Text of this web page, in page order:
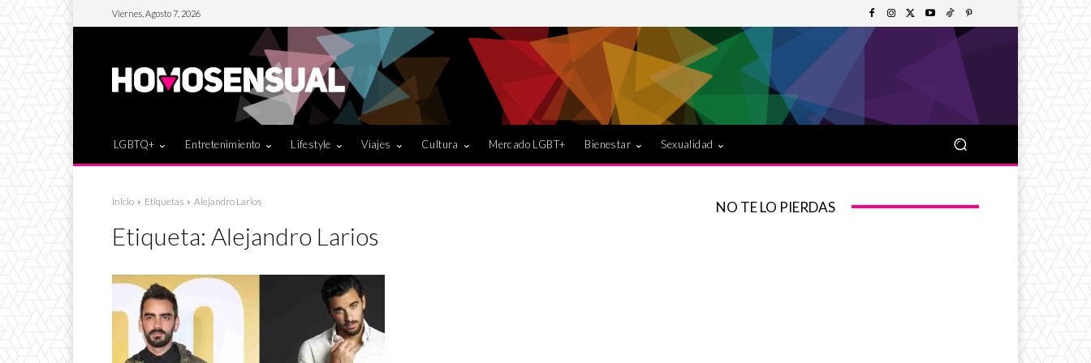
Viernes, Agosto 7, 2026
LGBTQ+ Entretenimiento Lifestyle Viajes Cultura Mercado LGBT+ Bienestar Sexualidad
Inicio Etiquetas Alejandro Larios
Etiqueta: Alejandro Larios
NO TE LO PIERDAS